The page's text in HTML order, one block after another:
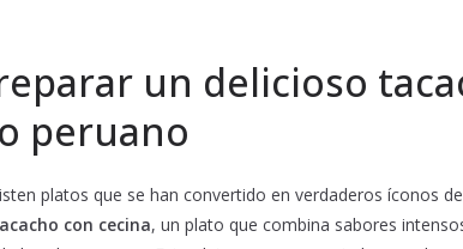
un delicioso
peruano
platos que se han convertido en verdaderos íconos
con cecina, un plato que combina sabores